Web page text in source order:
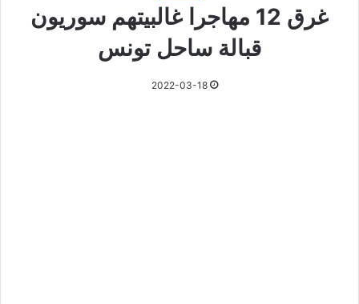
غرق 12 مهاجرا غالبيتهم سوريون
قبالة ساحل تونس
2022-03-18